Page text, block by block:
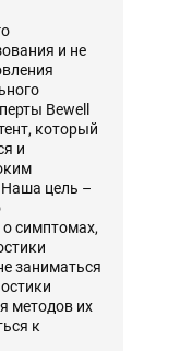
и не
Bewell
который
и
цель –
симптомах,
заниматься
методов их
к